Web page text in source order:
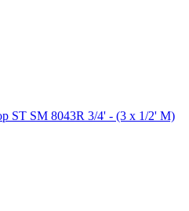
ST SM 8043R 3/4' - (3 x 1/2' M)